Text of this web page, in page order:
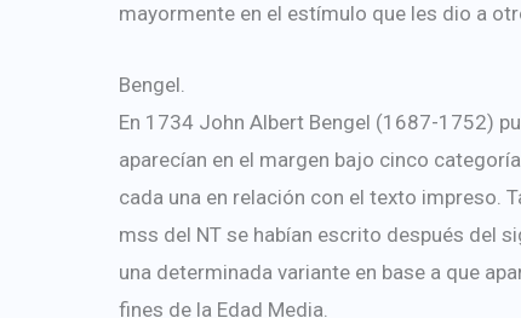
mayormente en el estímulo que les dio a
Bengel.
En 1734 John Albert Bengel (1687-1752)
aparecían en el margen bajo cinco
cada una en relación con el texto impreso.
mss del NT se habían escrito después del
una determinada variante en base a que
fines de la Edad Media.